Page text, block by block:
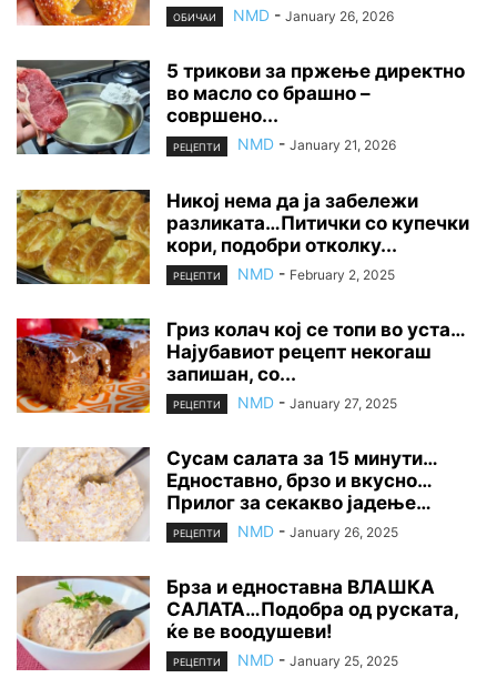
ОБИЧАИ NMD - January 26, 2026
5 трикови за пржење директно
во масло со брашно –
совршено...
РЕЦЕПТИ NMD - January 21, 2026
Никој нема да ја забележи
разликата…Питички со купечки
кори, подобри отколку...
РЕЦЕПТИ NMD - February 2, 2025
Гриз колач кој се топи во уста…
Најубавиот рецепт некогаш
запишан, со...
РЕЦЕПТИ NMD - January 27, 2025
Сусам салата за 15 минути…
Едноставно, брзо и вкусно…
Прилог за секакво јадење…
РЕЦЕПТИ NMD - January 26, 2025
Брза и едноставна ВЛАШКА
САЛАТА…Подобра од руската,
ќе ве воодушеви!
РЕЦЕПТИ NMD - January 25, 2025